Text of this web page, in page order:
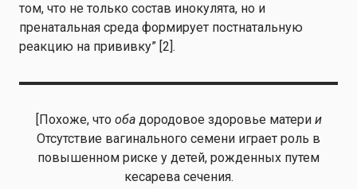
том, что не только состав инокулята, но и
пренатальная среда формирует постнатальную
реакцию на прививку” [2].
[Похоже, что оба дородовое здоровье матери и
Отсутствие вагинального семени играет роль в
повышенном риске у детей, рожденных путем
кесарева сечения.